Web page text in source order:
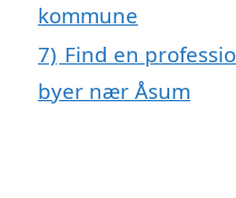
kommune
7) Find en
byer nær Åsum